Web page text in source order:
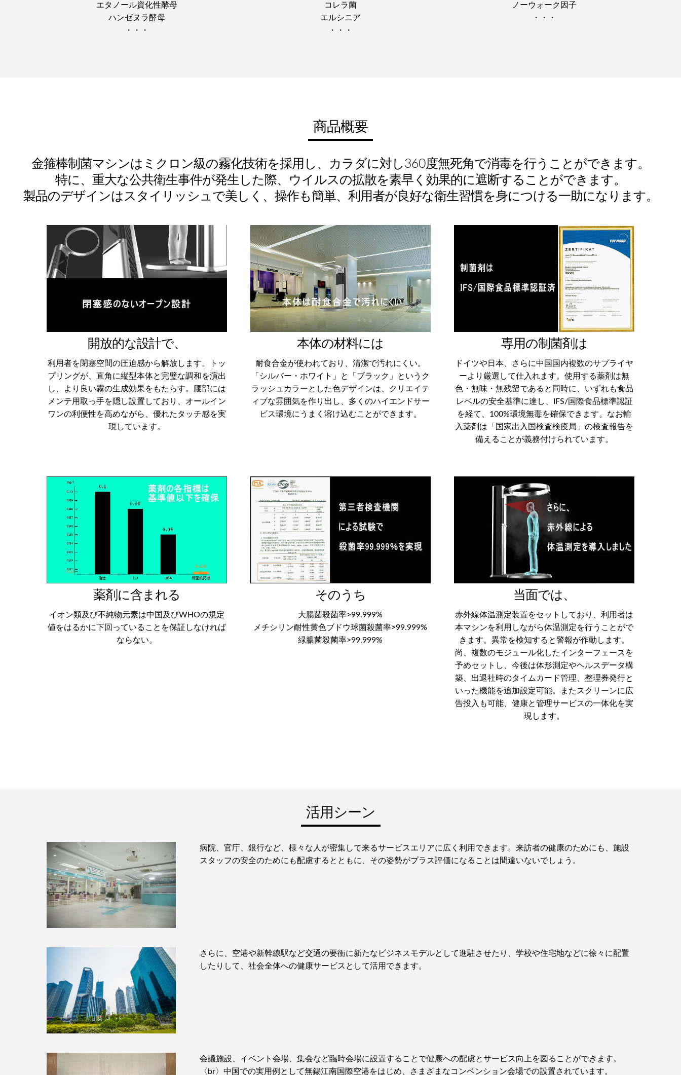
エタノール資化性酵母
ハンゼヌラ酵母
・・・
コレラ菌
エルシニア
・・・
ノーウォーク因子
・・・
商品概要
金箍棒制菌マシンはミクロン級の霧化技術を採用し、カラダに対し360度無死角で消毒を行うことができます。
特に、重大な公共衛生事件が発生した際、ウイルスの拡散を素早く効果的に遮断することができます。
製品のデザインはスタイリッシュで美しく、操作も簡単、利用者が良好な衛生習慣を身につける一助になります。
開放的な設計で、
利用者を閉塞空間の圧迫感から解放します。トッ
プリングが、直角に縦型本体と完璧な調和を演出
し、より良い霧の生成効果をもたらす。腰部には
メンテ用取っ手を隠し設置しており、オールイン
ワンの利便性を高めながら、優れたタッチ感を実
現しています。
本体の材料には
耐食合金が使われており、清潔で汚れにくい。
「シルバー・ホワイト」と「ブラック」というク
ラッシュカラーとした色デザインは、クリエイテ
ィブな雰囲気を作り出し、多くのハイエンドサー
ビス環境にうまく溶け込むことができます。
専用の制菌剤は
ドイツや日本、さらに中国国内複数のサプライヤ
ーより厳選して仕入れます。使用する薬剤は無
色・無味・無残留であると同時に、いずれも食品
レベルの安全基準に達し、IFS/国際食品標準認証
を経て、100%環境無毒を確保できます。なお輸
入薬剤は「国家出入国検査検疫局」の検査報告を
備えることが義務付けられています。
薬剤に含まれる
イオン類及び不純物元素は中国及びWHOの規定
値をはるかに下回っていることを保証しなければ
ならない。
そのうち
大腸菌殺菌率>99.999%
メチシリン耐性黄色ブドウ球菌殺菌率>99.999%
緑膿菌殺菌率>99.999%
当面では、
赤外線体温測定装置をセットしており、利用者は
本マシンを利用しながら体温測定を行うことがで
きます。異常を検知すると警報が作動します。
尚、複数のモジュール化したインターフェースを
予めセットし、今後は体形測定やヘルスデータ構
築、出退社時のタイムカード管理、整理券発行と
いった機能を追加設定可能。またスクリーンに広
告投入も可能、健康と管理サービスの一体化を実
現します。
活用シーン
病院、官庁、銀行など、様々な人が密集して来るサービスエリアに広く利用できます。来訪者の健康のためにも、施設
スタッフの安全のためにも配慮するとともに、その姿勢がプラス評価になることは間違いないでしょう。
さらに、空港や新幹線駅など交通の要衝に新たなビジネスモデルとして進駐させたり、学校や住宅地などに徐々に配置
したりして、社会全体への健康サービスとして活用できます。
会議施設、イベント会場、集会など臨時会場に設置することで健康への配慮とサービス向上を図ることができます。
〈br〉中国での実用例として無錫江南国際空港をはじめ、さまざまなコンベンション会場での設置されています。